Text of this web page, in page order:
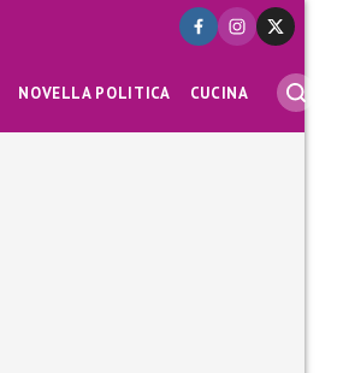
NOVELLA POLITICA CUCINA